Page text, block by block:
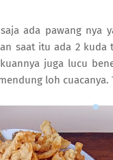
ada pawang nya
saat itu ada 2 kuda
juga lucu
loh cuacanya.